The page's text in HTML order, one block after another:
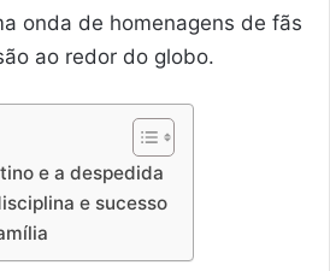
onda de homenagens de fãs
ao redor do globo.
e a despedida
e sucesso